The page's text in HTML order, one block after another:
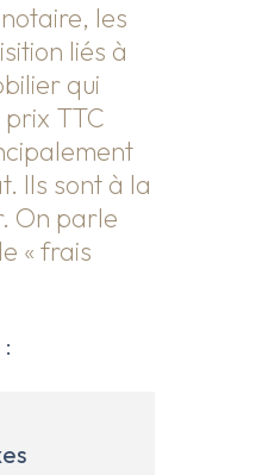
les
liés à
qui
prix TTC
Ils sont à la
On parle
« frais